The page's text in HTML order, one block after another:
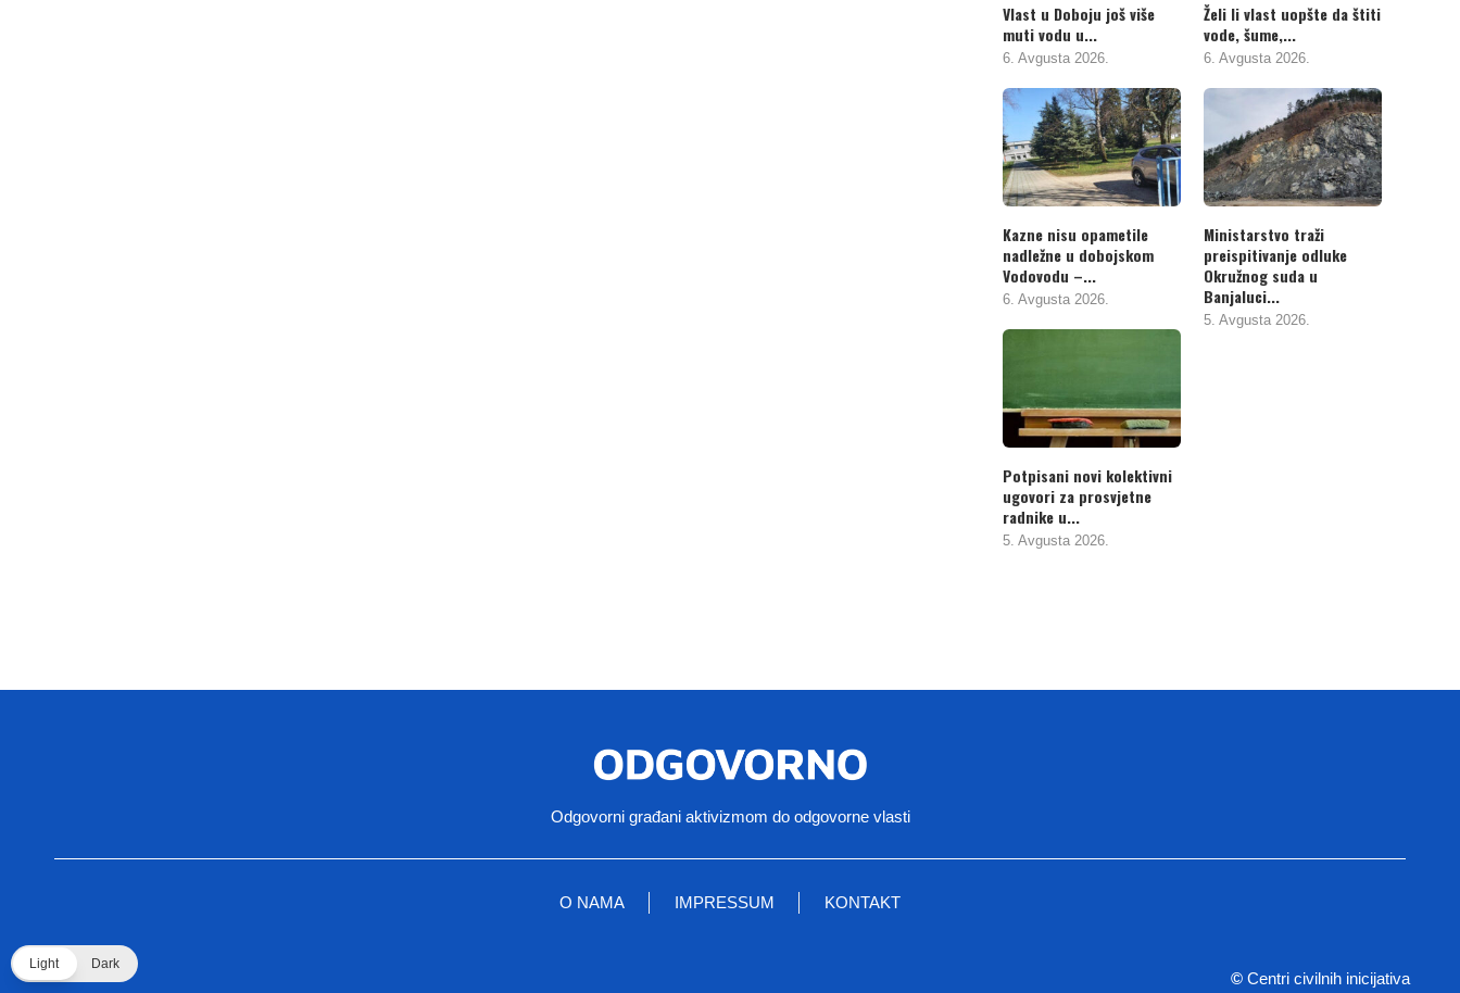
Vlast u Doboju još više
muti vodu u...
6. Avgusta 2026.
Želi li vlast uopšte da štiti
vode, šume,...
6. Avgusta 2026.
Kazne nisu opametile
nadležne u dobojskom
Vodovodu –...
6. Avgusta 2026.
Ministarstvo traži
preispitivanje odluke
Okružnog suda u
Banjaluci...
5. Avgusta 2026.
Potpisani novi kolektivni
ugovori za prosvjetne
radnike u...
5. Avgusta 2026.
Odgovorni građani aktivizmom do odgovorne vlasti
O NAMA IMPRESSUM KONTAKT
© Centri civilnih inicijativa
Light Dark